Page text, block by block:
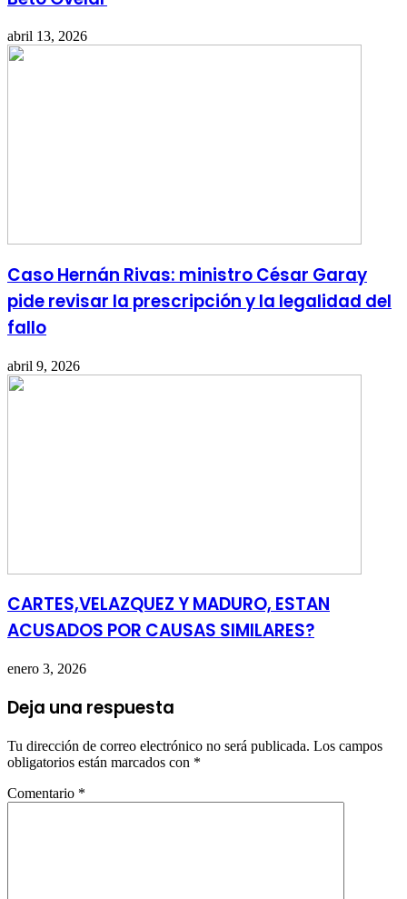
abril 13, 2026
Caso Hernán Rivas: ministro César Garay
pide revisar la prescripción y la legalidad del
fallo
abril 9, 2026
CARTES,VELAZQUEZ Y MADURO, ESTAN
ACUSADOS POR CAUSAS SIMILARES?
enero 3, 2026
Deja una respuesta
Tu dirección de correo electrónico no será publicada. Los campos
obligatorios están marcados con *
Comentario *